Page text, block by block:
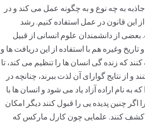
به چه نوع و به چگونه عمل می کند و در
از این قانون در عمل استفاده کنیم. رشد
از دانشمندان علوم انسانی از قبیل
وغیره هم با استفاده از این دریافت ها و
که زنده گی انسان ها را تنظیم می کند، تا
و از نتایج گوارای آن لذت ببرند، چنانچه در
به نام اراده آزاد یاد می شود و انسان ها با
چنین پدیده یی را قبول کنند دیگر امکان
کشف کنند. علمایی چون کارل مارکس که